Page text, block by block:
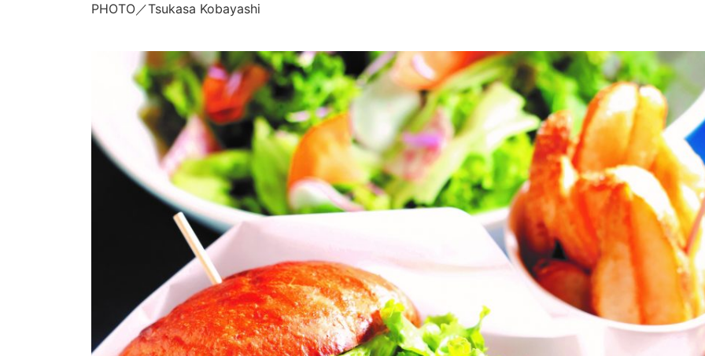
PHOTO／Tsukasa Kobayashi